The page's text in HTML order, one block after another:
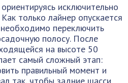
исключительно
только лайнер опускается
переключить
полосу. После
на высоте 50
самый сложный этап:
правильный момент и
так, чтобы задние шасси